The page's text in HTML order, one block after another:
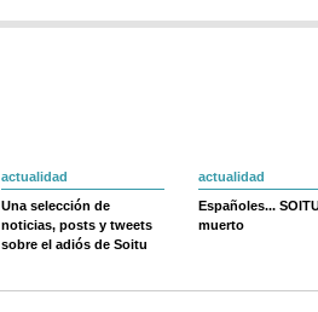
actualidad
Una selección de
noticias, posts y tweets
sobre el adiós de Soitu
actualidad
Españoles...
muerto